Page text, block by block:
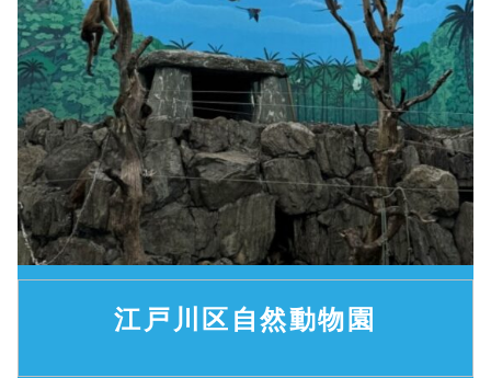
江戸川区自然動物園